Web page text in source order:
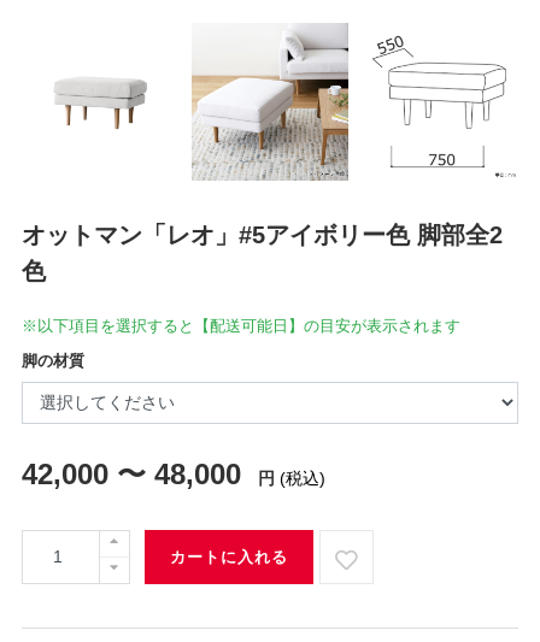
オットマン「レオ」#5アイボリー色 脚部全2
色
※以下項目を選択すると【配送可能日】の目安が表示されます
脚の材質
42,000 〜 48,000 円 (税込)
カートに入れる